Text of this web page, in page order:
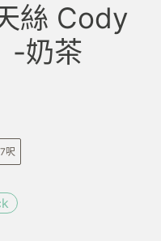
絲 Cody
-奶茶
7呎